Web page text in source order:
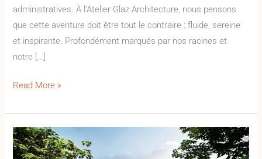
administratives. À l’Atelier Glaz Architecture, nous pensons
que cette aventure doit être tout le contraire : fluide, sereine
et inspirante. Profondément marqués par nos racines et
notre […]
Read More »
The
Art